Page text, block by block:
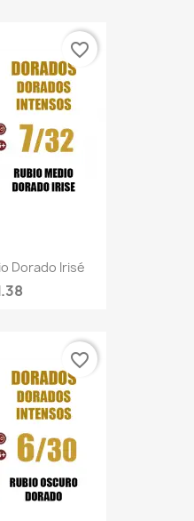
Dorado Irisé
favorite_border
favorite_border